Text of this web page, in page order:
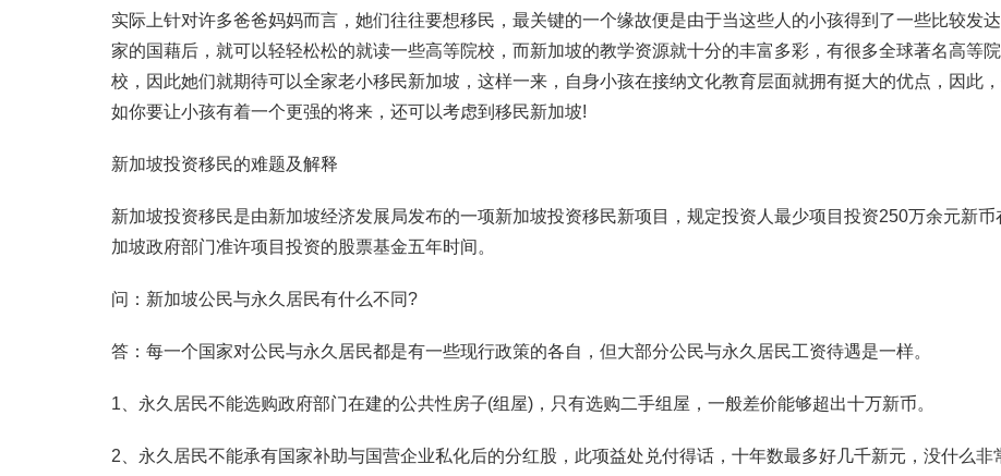
实际上针对许多爸爸妈妈而言，她们往往要想移民，最关键的一个缘故便是由于当这些人的小孩得到了一些比较发达
家的国藉后，就可以轻轻松松的就读一些高等院校，而新加坡的教学资源就十分的丰富多彩，有很多全球著名高等院
校，因此她们就期待可以全家老小移民新加坡，这样一来，自身小孩在接纳文化教育层面就拥有挺大的优点，因此
如你要让小孩有着一个更强的将来，还可以考虑到移民新加坡!
新加坡投资移民的难题及解释
新加坡投资移民是由新加坡经济发展局发布的一项新加坡投资移民新项目，规定投资人最少项目投资250万余元新币
加坡政府部门准许项目投资的股票基金五年时间。
问：新加坡公民与永久居民有什么不同?
答：每一个国家对公民与永久居民都是有一些现行政策的各自，但大部分公民与永久居民工资待遇是一样。
1、永久居民不能选购政府部门在建的公共性房子(组屋)，只有选购二手组屋，一般差价能够超出十万新币。
2、永久居民不能承有国家补助与国营企业私化后的分红股，此项益处兑付得话，十年数最多好几千新元，没什么非